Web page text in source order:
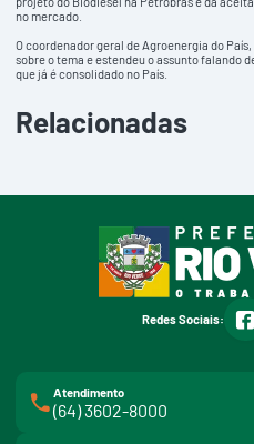
no mercado.
O coordenador geral de Agroenergia do
sobre o tema e estendeu o assunto falando
que já é consolidado no País.
Relacionadas
Redes Sociais:
Atendimento
(64) 3602-8000